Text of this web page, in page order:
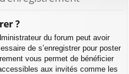
?
du forum peut avoir
de s’enregistrer pour poster
vous permet de bénéficier
aux invités comme les